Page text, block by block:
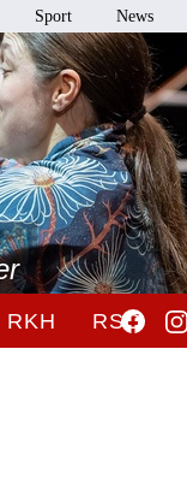
Sport News
RKH RSO